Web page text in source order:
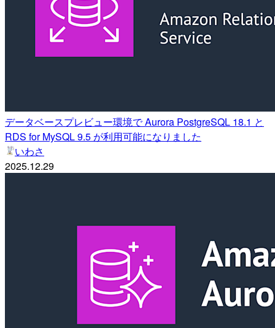
データベースプレビュー環境で Aurora PostgreSQL 18.1 と
RDS for MySQL 9.5 が利用可能になりました
いわさ
2025.12.29